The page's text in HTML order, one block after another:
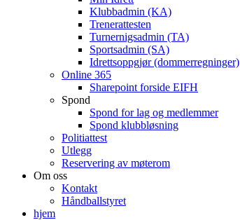
Klubbadmin (KA)
Trenerattesten
Turnernigsadmin (TA)
Sportsadmin (SA)
Idrettsoppgjør (dommerregninger)
Online 365
Sharepoint forside EIFH
Spond
Spond for lag og medlemmer
Spond klubbløsning
Politiattest
Utlegg
Reservering av møterom
Om oss
Kontakt
Håndballstyret
hjem